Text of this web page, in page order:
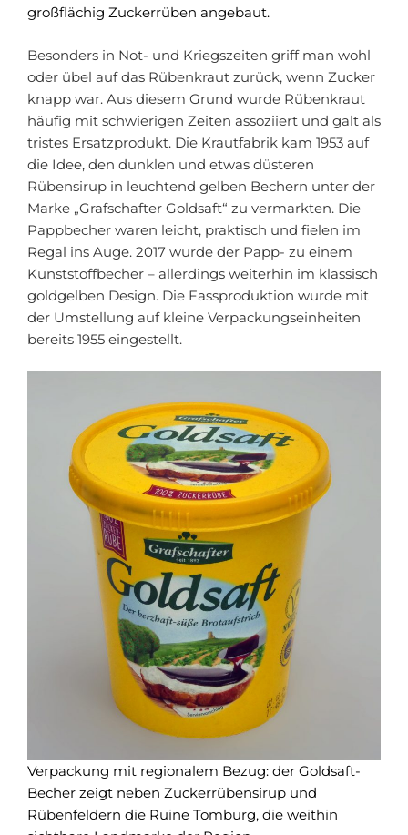
großflächig Zuckerrüben angebaut.
Besonders in Not- und Kriegszeiten griff man wohl
oder übel auf das Rübenkraut zurück, wenn Zucker
knapp war. Aus diesem Grund wurde Rübenkraut
häufig mit schwierigen Zeiten assoziiert und galt als
tristes Ersatzprodukt. Die Krautfabrik kam 1953 auf
die Idee, den dunklen und etwas düsteren
Rübensirup in leuchtend gelben Bechern unter der
Marke „Grafschafter Goldsaft“ zu vermarkten. Die
Pappbecher waren leicht, praktisch und fielen im
Regal ins Auge. 2017 wurde der Papp- zu einem
Kunststoffbecher – allerdings weiterhin im klassisch
goldgelben Design. Die Fassproduktion wurde mit
der Umstellung auf kleine Verpackungseinheiten
bereits 1955 eingestellt.
Verpackung mit regionalem Bezug: der Goldsaft-
Becher zeigt neben Zuckerrübensirup und
Rübenfeldern die Ruine Tomburg, die weithin